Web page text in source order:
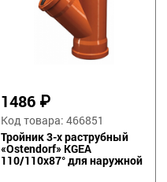
1486 ₽
Код товара: 466851
Тройник 3-х раструбный
«Ostendorf» KGEA
110/110х87° для наружной